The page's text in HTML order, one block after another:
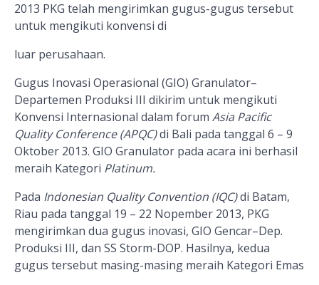
2013 PKG telah mengirimkan gugus-gugus tersebut
untuk mengikuti konvensi di
luar perusahaan.
Gugus Inovasi Operasional (GIO) Granulator–
Departemen Produksi III dikirim untuk mengikuti
Konvensi Internasional dalam forum Asia Pacific
Quality Conference(APQC)di Bali pada tanggal 6 – 9
Oktober 2013. GIO Granulator pada acara ini berhasil
meraih Kategori Platinum.
Pada Indonesian Quality Convention (IQC)di Batam,
Riau pada tanggal 19 – 22 Nopember 2013, PKG
mengirimkan dua gugus inovasi, GIO Gencar–Dep.
Produksi III, dan SS Storm-DOP. Hasilnya, kedua
gugus tersebut masing-masing meraih Kategori Emas